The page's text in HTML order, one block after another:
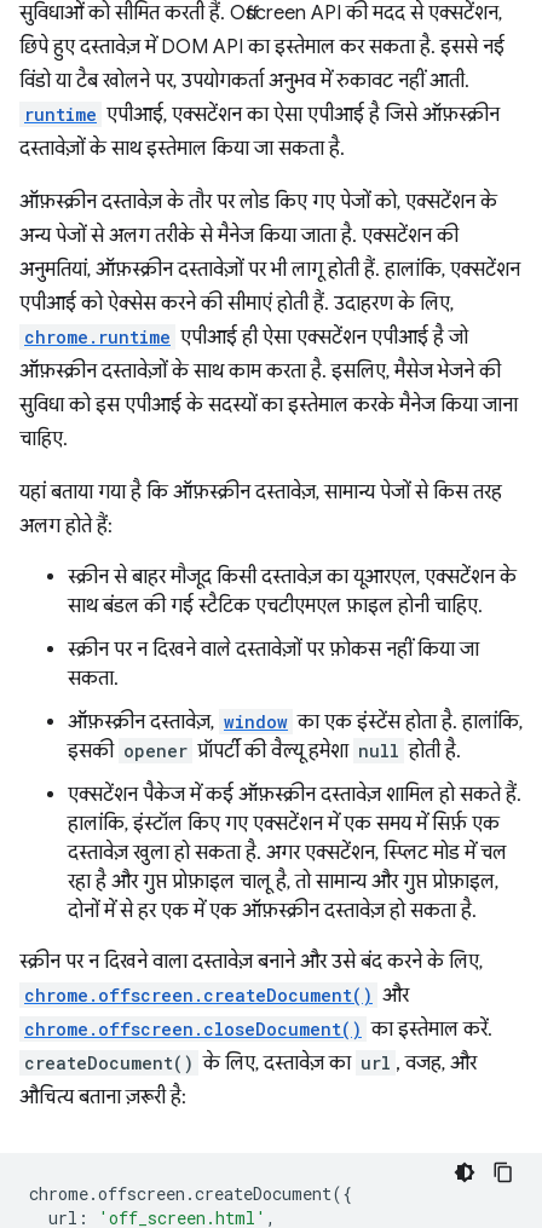
सुविधाओं को सीमित करती हैं. Offscreen API की मदद से एक्सटेंशन,
छिपे हुए दस्तावेज़ में DOM API का इस्तेमाल कर सकता है. इससे नई
विंडो या टैब खोलने पर, उपयोगकर्ता अनुभव में रुकावट नहीं आती.
runtime एपीआई, एक्सटेंशन का ऐसा एपीआई है जिसे ऑफ़स्क्रीन
दस्तावेज़ों के साथ इस्तेमाल किया जा सकता है.
ऑफ़स्क्रीन दस्तावेज़ के तौर पर लोड किए गए पेजों को, एक्सटेंशन के
अन्य पेजों से अलग तरीके से मैनेज किया जाता है. एक्सटेंशन की
अनुमतियां, ऑफ़स्क्रीन दस्तावेज़ों पर भी लागू होती हैं. हालांकि, एक्सटेंशन
एपीआई को ऐक्सेस करने की सीमाएं होती हैं. उदाहरण के लिए,
chrome.runtime एपीआई ही ऐसा एक्सटेंशन एपीआई है जो
ऑफ़स्क्रीन दस्तावेज़ों के साथ काम करता है. इसलिए, मैसेज भेजने की
सुविधा को इस एपीआई के सदस्यों का इस्तेमाल करके मैनेज किया जाना
चाहिए.
यहां बताया गया है कि ऑफ़स्क्रीन दस्तावेज़, सामान्य पेजों से किस तरह
अलग होते हैं:
स्क्रीन से बाहर मौजूद किसी दस्तावेज़ का यूआरएल, एक्सटेंशन के
साथ बंडल की गई स्टैटिक एचटीएमएल फ़ाइल होनी चाहिए.
स्क्रीन पर न दिखने वाले दस्तावेज़ों पर फ़ोकस नहीं किया जा
सकता.
ऑफ़स्क्रीन दस्तावेज़, window का एक इंस्टेंस होता है. हालांकि,
इसकी opener प्रॉपर्टी की वैल्यू हमेशा null होती है.
एक्सटेंशन पैकेज में कई ऑफ़स्क्रीन दस्तावेज़ शामिल हो सकते हैं.
हालांकि, इंस्टॉल किए गए एक्सटेंशन में एक समय में सिर्फ़ एक
दस्तावेज़ खुला हो सकता है. अगर एक्सटेंशन, स्प्लिट मोड में चल
रहा है और गुप्त प्रोफ़ाइल चालू है, तो सामान्य और गुप्त प्रोफ़ाइल,
दोनों में से हर एक में एक ऑफ़स्क्रीन दस्तावेज़ हो सकता है.
स्क्रीन पर न दिखने वाला दस्तावेज़ बनाने और उसे बंद करने के लिए,
chrome.offscreen.createDocument() और
chrome.offscreen.closeDocument() का इस्तेमाल करें.
createDocument() के लिए, दस्तावेज़ का url , वजह, और
औचित्य बताना ज़रूरी है:
chrome.offscreen .createDocument({
url : 'off_screen.html' ,